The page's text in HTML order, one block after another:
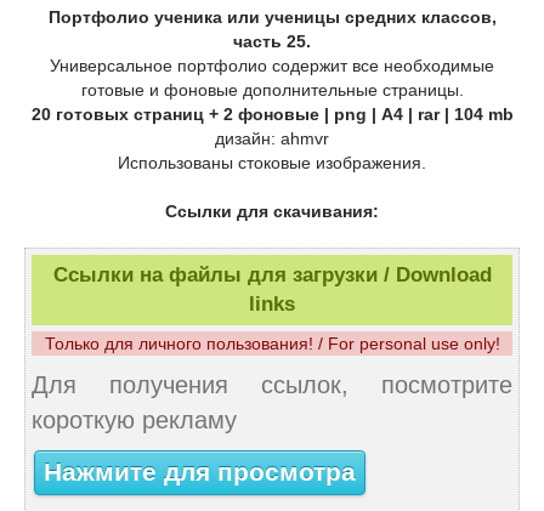
Портфолио ученика или ученицы средних классов,
часть 25.
Универсальное портфолио содержит все необходимые
готовые и фоновые дополнительные страницы.
20 готовых страниц + 2 фоновые | png | А4 | rar | 104 mb
дизайн: ahmvr
Использованы стоковые изображения.
Ссылки для скачивания:
Ссылки на файлы для загрузки / Download
links
Только для личного пользования! / For personal use only!
Для получения ссылок, посмотрите
короткую рекламу
Нажмите для просмотра